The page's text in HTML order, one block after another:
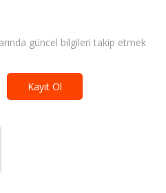
güncel bilgileri takip etmek